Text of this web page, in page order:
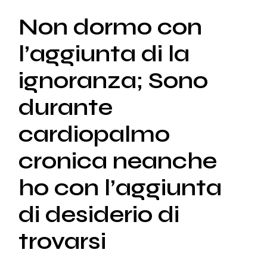
Non dormo con
l’aggiunta di la
ignoranza; Sono
durante
cardiopalmo
cronica neanche
ho con l’aggiunta
di desiderio di
trovarsi